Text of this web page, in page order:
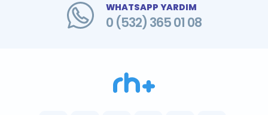
WHATSAPP YARDIM
0 (532) 365 01 08